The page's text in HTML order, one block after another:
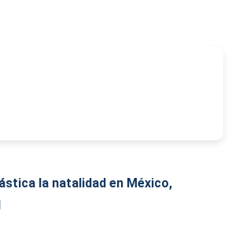
la natalidad en México,